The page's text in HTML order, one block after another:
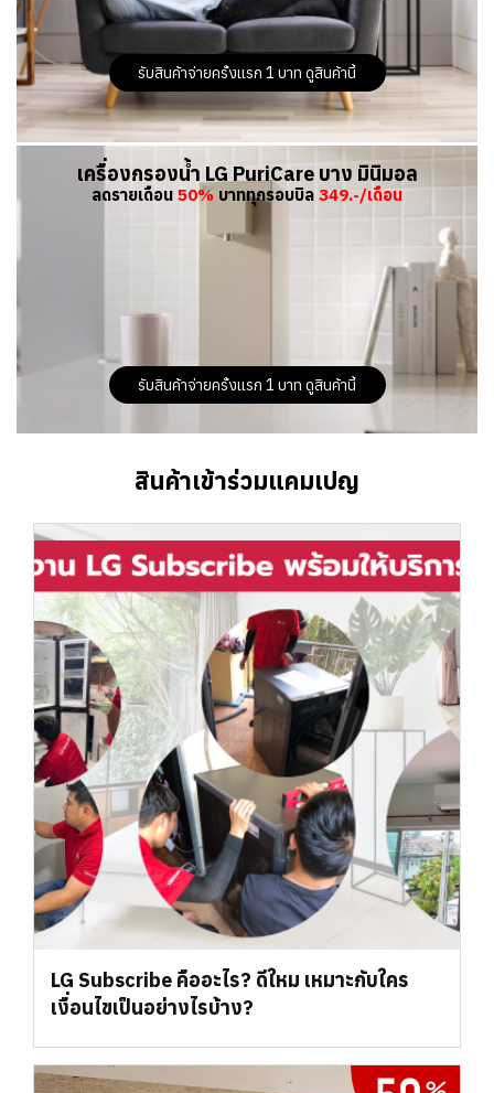
รับสินค้าจ่ายครั้งแรก 1 บาท ดูสินค้านี้
เครื่องกรองน้ำ LG PuriCare บาง มินิมอล
ลดรายเดือน 50% บาททุกรอบบิล 349.-/เดือน
รับสินค้าจ่ายครั้งแรก 1 บาท ดูสินค้านี้
สินค้าเข้าร่วมแคมเปญ
LG Subscribe คืออะไร? ดีใหม เหมาะกับใคร
เงื่อนไขเป็นอย่างไรบ้าง?